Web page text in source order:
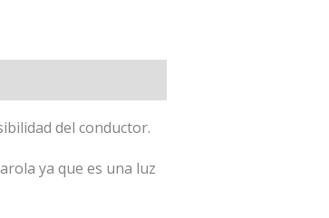
del conductor.
ya que es una luz